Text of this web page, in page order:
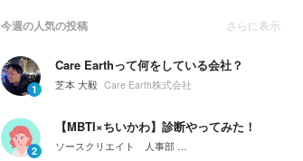
今週の人気の投稿 さらに表示
1
Care Earthって何をしている会社？
芝本 大毅 Care Earth株式会社
2
【MBTI×ちいかわ】診断やってみた！
ソースクリエイト 人事部会社紹介｜ソースクリエイ